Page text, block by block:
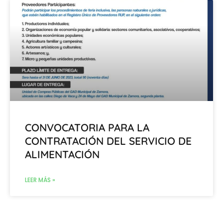
CONVOCATORIA PARA LA
CONTRATACIÓN DEL SERVICIO DE
ALIMENTACIÓN
LEER MÁS »